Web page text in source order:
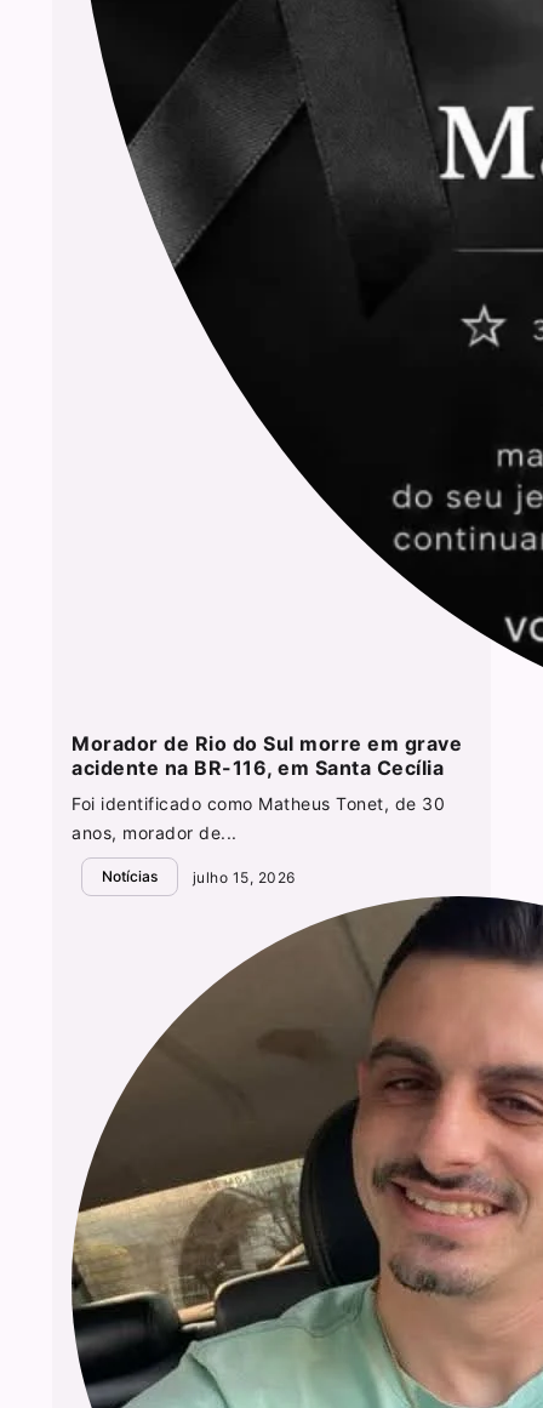
Morador de Rio do Sul morre em grave
acidente na BR-116, em Santa Cecília
Foi identificado como Matheus Tonet, de 30
anos, morador de...
Notícias julho 15, 2026